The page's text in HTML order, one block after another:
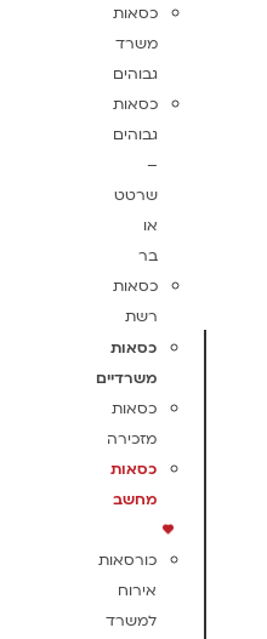
כסאות
משרד
גבוהים
כסאות
גבוהים
–
שרטט
או
בר
כסאות
רשת
כסאות
משרדיים
כסאות
מזכירה
כסאות
מחשב
כורסאות
אירוח
למשרד